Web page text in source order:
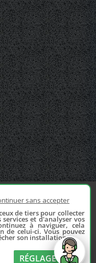
sans accepter
de tiers pour collecter
et d'analyser vos
à naviguer, cela
de celui-ci. Vous pouvez
son installation.
RÉGLAGE